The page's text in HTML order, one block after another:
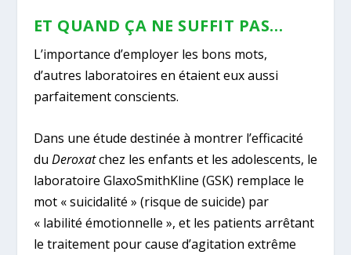
ET QUAND ÇA NE SUFFIT PAS…
L’importance d’employer les bons mots,
d’autres laboratoires en étaient eux aussi
parfaitement conscients.
Dans une étude destinée à montrer l’efficacité
du Deroxatchez les enfants et les adolescents, le
laboratoire GlaxoSmithKline (GSK) remplace le
mot « suicidalité » (risque de suicide) par
« labilité émotionnelle », et les patients arrêtant
le traitement pour cause d’agitation extrême